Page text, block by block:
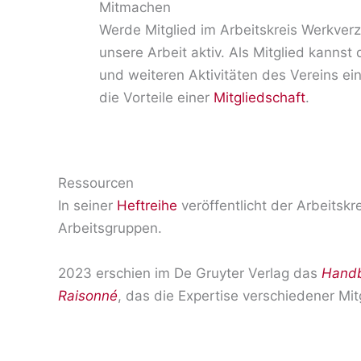
Mitmachen
Werde Mitglied im Arbeitskreis
unsere Arbeit aktiv. Als Mitglied kannst
und weiteren Aktivitäten des Vereins
die Vorteile einer Mitgliedschaft.
Ressourcen
In seiner Heftreihe veröffentlicht der
Arbeitsgruppen.
2023 erschien im De Gruyter Verlag das
Raisonné, das die Expertise verschiedener